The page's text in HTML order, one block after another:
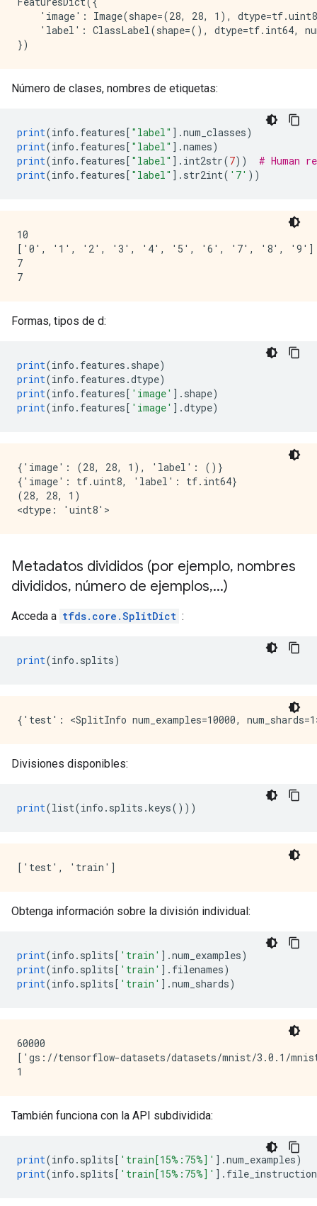
'image': Image(shape=(28, 28, 1),
'label': ClassLabel(shape=(), dtype=tf.int64,
Número de clases, nombres de etiquetas:
print(info . features [ "label" ].num_classes)
print(info . features [ "label" ].names)
print(info . features [ "label" ]. int2str(7))
# Human
print(info . features [ "label" ]. str2int( '7' ))
10
['0', '1', '2', '3', '4', '5', '6', '7', '8', '9']
7
Formas, tipos de d:
print(info . features . shape)
print(info . features .dtype)
print(info . features [ 'image' ]. shape)
print(info . features [ 'image' ].dtype)
{'image': (28, 28, 1), 'label': ()}
{'image': tf.uint8, 'label': tf.int64}
(28, 28, 1)
Metadatos divididos (por ejemplo, nombres
divididos, número de ejemplos,...)
Acceda a tfds.core.SplitDict :
print(info . splits)
Divisiones disponibles:
print(list(info . splits .keys()))
Obtenga información sobre la división individual:
print(info . splits [ 'train' ].num_examples)
print(info . splits [ 'train' ]. filenames)
print(info . splits [ 'train' ].num_shards)
60000
['gs://tensorflow-datasets/datasets/mnist/3.0.1/
También funciona con la API subdividida:
print(info . splits [ 'train[15%:75%]' ].num_examples)
print(info . splits [ 'train[15%:75%]' ].